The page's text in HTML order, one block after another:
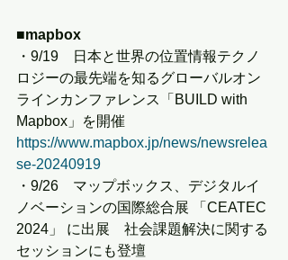
■mapbox
・9/19　日本と世界の位置情報テクノ
ロジーの最先端を知るグローバルオン
ラインカンファレンス「BUILD with
Mapbox」を開催
https://www.mapbox.jp/news/newsrelea
se-20240919
・9/26　マップボックス、デジタルイ
ノベーションの国際総合展 「CEATEC
2024」 に出展　社会課題解決に関する
セッションにも登壇